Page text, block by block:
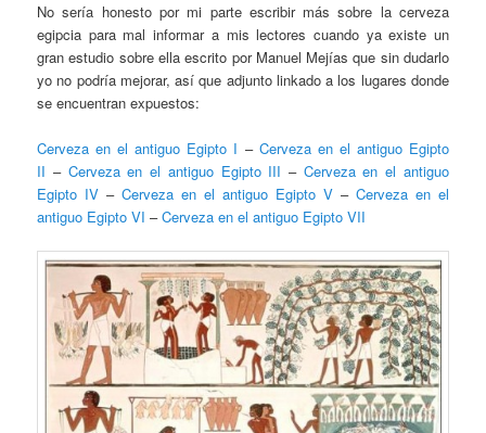
No sería honesto por mi parte escribir más sobre la cerveza
egipcia para mal informar a mis lectores cuando ya existe un
gran estudio sobre ella escrito por Manuel Mejías que sin dudarlo
yo no podría mejorar, así que adjunto linkado a los lugares donde
se encuentran expuestos:
Cerveza en el antiguo Egipto I – Cerveza en el antiguo Egipto
II – Cerveza en el antiguo Egipto III – Cerveza en el antiguo
Egipto IV –Cerveza en el antiguo Egipto V – Cerveza en el
antiguo Egipto VI –Cerveza en el antiguo Egipto VII